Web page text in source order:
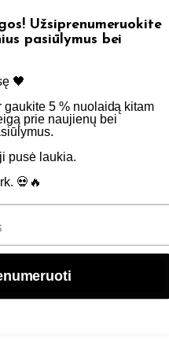
Mus
VARTOTOJAMS.
JEI NEVARTOJATE
- CigsLT.app
bei
5 % nuolaidą kitam
naujienų bei
laukia.